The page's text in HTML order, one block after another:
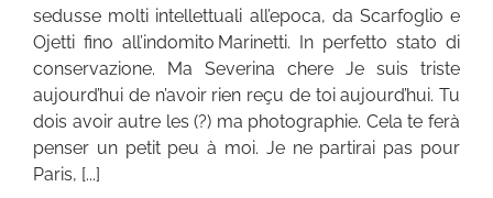
sedusse molti intellettuali all’epoca, da Scarfoglio e
Ojetti fino all’indomito Marinetti. In perfetto stato di
conservazione. Ma Severina chere Je suis triste
aujourd’hui de n’avoir rien reçu de toi aujourd’hui. Tu
dois avoir autre les (?) ma photographie. Cela te ferà
penser un petit peu à moi. Je ne partirai pas pour
Paris, [...]